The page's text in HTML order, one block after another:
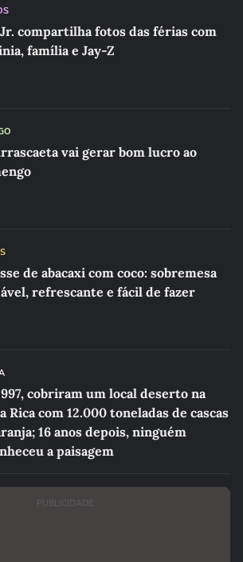
compartilha fotos das férias com
família e Jay-Z
vai gerar bom lucro ao
de abacaxi com coco: sobremesa
refrescante e fácil de fazer
cobriram um local deserto na
Rica com 12.000 toneladas de cascas
16 anos depois, ninguém
a paisagem
PUBLICIDADE